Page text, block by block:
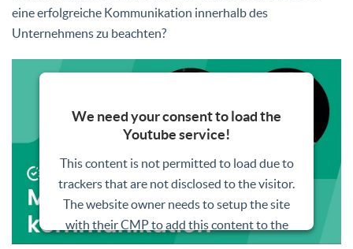
eine erfolgreiche Kommunikation innerhalb des
Unternehmens zu beachten?
We need your consent to load the
Youtube service!
This content is not permitted to load due to
trackers that are not disclosed to the visitor.
The website owner needs to setup the site
with their CMP to add this content to the
list of technologies used.